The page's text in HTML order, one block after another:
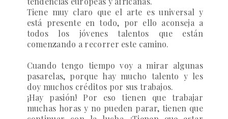
Tiene muy claro que el arte es universal y
está presente en todo, por ello aconseja a
todos los jóvenes talentos que están
comenzando a recorrer este camino.
Cuando tengo tiempo voy a mirar algunas
pasarelas, porque hay mucho talento y les
doy muchos créditos por sus trabajos.
¡Hay pasión! Por eso tienen que trabajar
muchas horas y no pueden parar, tienen que